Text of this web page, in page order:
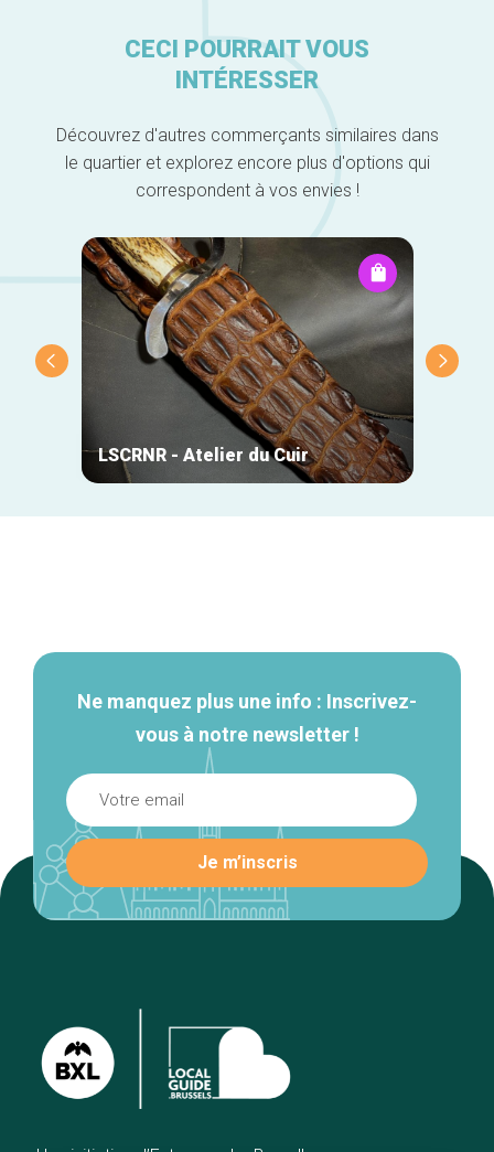
CECI POURRAIT VOUS
INTÉRESSER
Découvrez d'autres commerçants similaires dans
le quartier et explorez encore plus d'options qui
correspondent à vos envies !
LSCRNR - Atelier du Cuir
Ne manquez plus une info : Inscrivez-
vous à notre newsletter !